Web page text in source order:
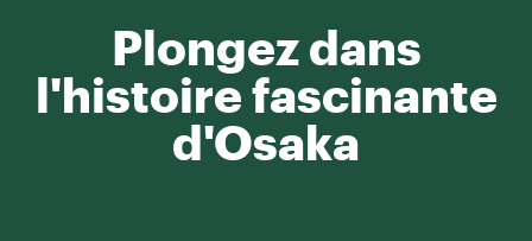
Plongez dans
l'histoire fascinante
d'Osaka